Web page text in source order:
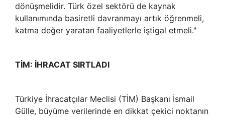
dönüşmelidir. Türk özel sektörü de kaynak
kullanımında basiretli davranmayı artık öğrenmeli,
katma değer yaratan faaliyetlerle iştigal etmeli."
TİM: İHRACAT SIRTLADI
Türkiye İhracatçılar Meclisi (TİM) Başkanı İsmail
Gülle, büyüme verilerinde en dikkat çekici noktanın